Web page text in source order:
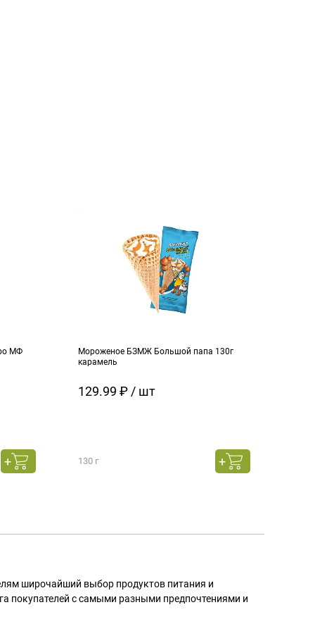
МФ
Мороженое БЗМЖ Большой папа 130г
карамель
129.99 ₽ / шт
130 г
широчайший выбор продуктов питания и
покупателей с самыми разными предпочтениями и